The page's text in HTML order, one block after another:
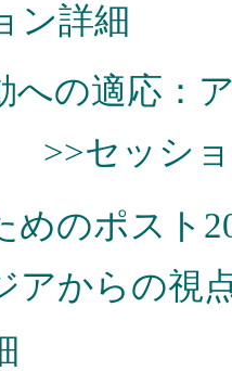
ン詳細
への適応：
>>セッシ
めのポスト
アからの視